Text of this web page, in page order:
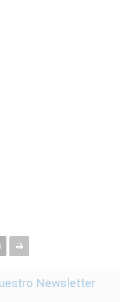
Newsletter